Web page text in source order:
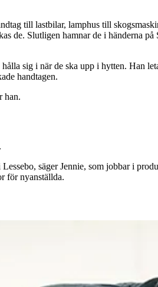
till lastbilar, lamphus till
de. Slutligen hamnar de i händerna
sig i när de ska upp i hytten. Han
handtagen.
han.
.
säger Jennie, som jobbar i
för nyanställda.